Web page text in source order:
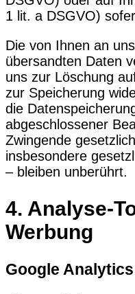
1 lit. a DSGVO)
Die von Ihnen an
übersandten Daten
uns zur Löschung
zur Speicherung
die
abgeschlossener
Zwingende
insbesondere
– bleiben unberührt.
4. Analyse-
Werbung
Google Analytics